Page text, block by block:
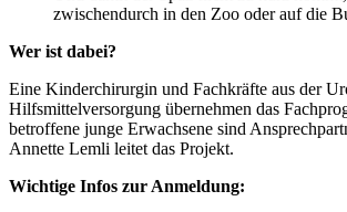
zwischendurch in den Zoo oder auf die
Wer ist dabei?
Eine Kinderchirurgin und Fachkräfte aus der
Hilfsmittelversorgung übernehmen das
betroffene junge Erwachsene sind
Annette Lemli leitet das Projekt.
Wichtige Infos zur Anmeldung: